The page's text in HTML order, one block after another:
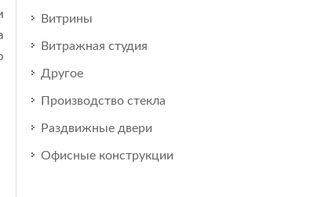
Витрины
Витражная студия
Другое
Производство стекла
Раздвижные двери
Офисные конструкции